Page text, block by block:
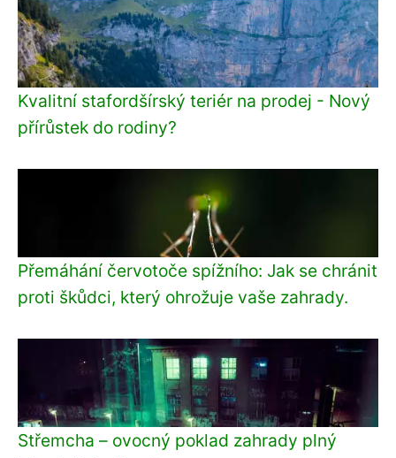
Kvalitní stafordšírský teriér na prodej - Nový
přírůstek do rodiny?
Přemáhání červotoče spížního: Jak se chránit
proti škůdci, který ohrožuje vaše zahrady.
Střemcha – ovocný poklad zahrady plný